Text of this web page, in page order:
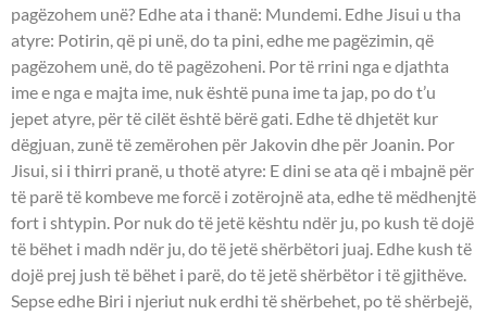
pagëzohem unë? Edhe ata i thanë: Mundemi. Edhe Jisui u tha
atyre: Potirin, që pi unë, do ta pini, edhe me pagëzimin, që
pagëzohem unë, do të pagëzoheni. Por të rrini nga e djathta
ime e nga e majta ime, nuk është puna ime ta jap, po do t’u
jepet atyre, për të cilët është bërë gati. Edhe të dhjetët kur
dëgjuan, zunë të zemërohen për Jakovin dhe për Joanin. Por
Jisui, si i thirri pranë, u thotë atyre: E dini se ata që i mbajnë për
të parë të kombeve me forcë i zotërojnë ata, edhe të mëdhenjtë
fort i shtypin. Por nuk do të jetë kështu ndër ju, po kush të dojë
të bëhet i madh ndër ju, do të jetë shërbëtori juaj. Edhe kush të
dojë prej jush të bëhet i parë, do të jetë shërbëtor i të gjithëve.
Sepse edhe Biri i njeriut nuk erdhi të shërbehet, po të shërbejë,